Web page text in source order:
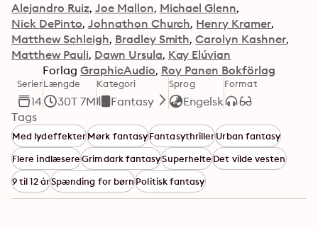
Alejandro Ruiz Joe Mallon Michael Glenn
Nick DePinto Johnathon Church Henry Kramer
Matthew Schleigh Bradley Smith Carolyn Kashner
Matthew Pauli Dawn Ursula Kay Elúvian
Forlag GraphicAudio Roy Panen Bokförlag
Serier
14
Længde
30T 7M
Kategori
Fantasy
Sprog
Engelsk
Format
Tags
Med lydeffekterMørk fantasyFantasythrillerUrban fantasy
Flere indlæsereGrimdark fantasySuperhelteDet vilde vesten
9 til 12 årSpænding for børnPolitisk fantasy